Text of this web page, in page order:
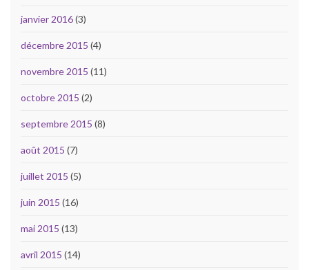
janvier 2016(3)
décembre 2015 (4)
novembre 2015 (11)
octobre 2015 (2)
septembre 2015 (8)
août 2015 (7)
juillet 2015 (5)
juin 2015 (16)
mai 2015 (13)
avril 2015 (14)